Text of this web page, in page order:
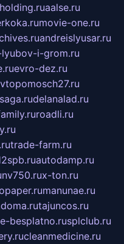
aalse.ru
movie-one.ru
andreislyusar.ru
i-grom.ru
evro-dez.ru
delanalad.ru
roadli.ru
trade-farm.ru
autodamp.ru
nv750.rux-ton.ru
manunae.ru
tajuncos.ru
besplatno.rusplclub.ru
cleanmedicine.ru